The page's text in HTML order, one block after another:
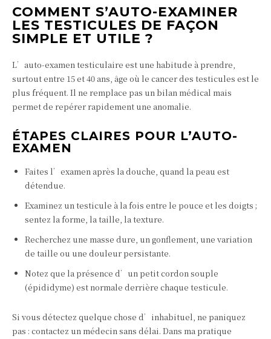
COMMENT S’AUTO-EXAMINER
LES TESTICULES DE FAÇON
SIMPLE ET UTILE ?
L’auto-examen testiculaire est une habitude à prendre,
surtout entre 15 et 40 ans, âge où le cancer des testicules est le
plus fréquent. Il ne remplace pas un bilan médical mais
permet de repérer rapidement une anomalie.
ÉTAPES CLAIRES POUR L’AUTO-
EXAMEN
Faites l’examen après la douche, quand la peau est
détendue.
Examinez un testicule à la fois entre le pouce et les doigts ;
sentez la forme, la taille, la texture.
Recherchez une masse dure, un gonflement, une variation
de taille ou une douleur persistante.
Notez que la présence d’un petit cordon souple
(épididyme) est normale derrière chaque testicule.
Si vous détectez quelque chose d’inhabituel, ne paniquez
pas : contactez un médecin sans délai. Dans ma pratique